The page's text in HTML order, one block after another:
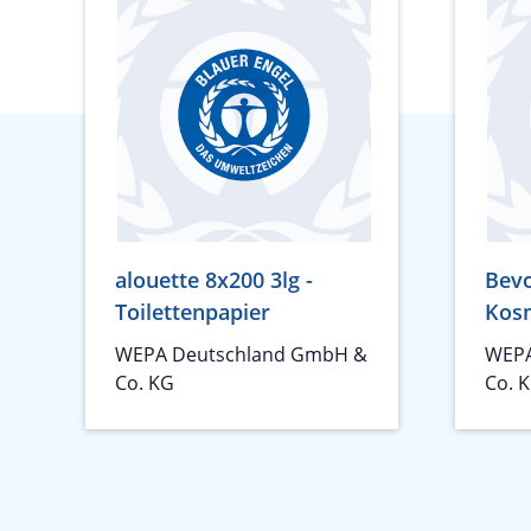
alouette 8x200 3lg -
Toilettenpapier
WEPA Deutschland GmbH &
Co. KG
Co.